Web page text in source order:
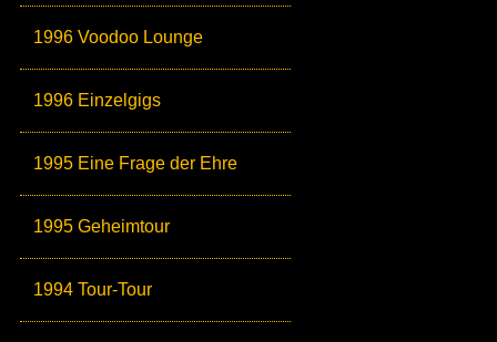
1996 Voodoo Lounge
1996 Einzelgigs
1995 Eine Frage der Ehre
1995 Geheimtour
1994 Tour-Tour